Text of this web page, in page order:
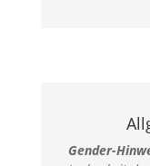
Gender-